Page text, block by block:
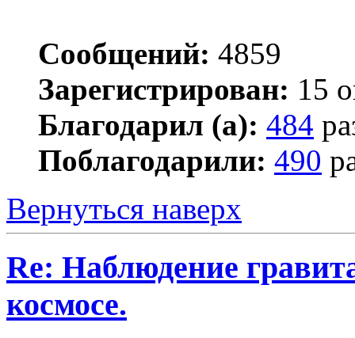
Сообщений: 4859
Зарегистрирован: 15
Благодарил (а): 484
Поблагодарили: 490
Вернуться наверх
Re: Наблюдение
космосе.